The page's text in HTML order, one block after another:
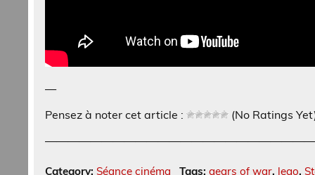
—
Pensez à noter cet article :
(No Ratings
Category: Séance cinéma Tags: gears of war, lego,